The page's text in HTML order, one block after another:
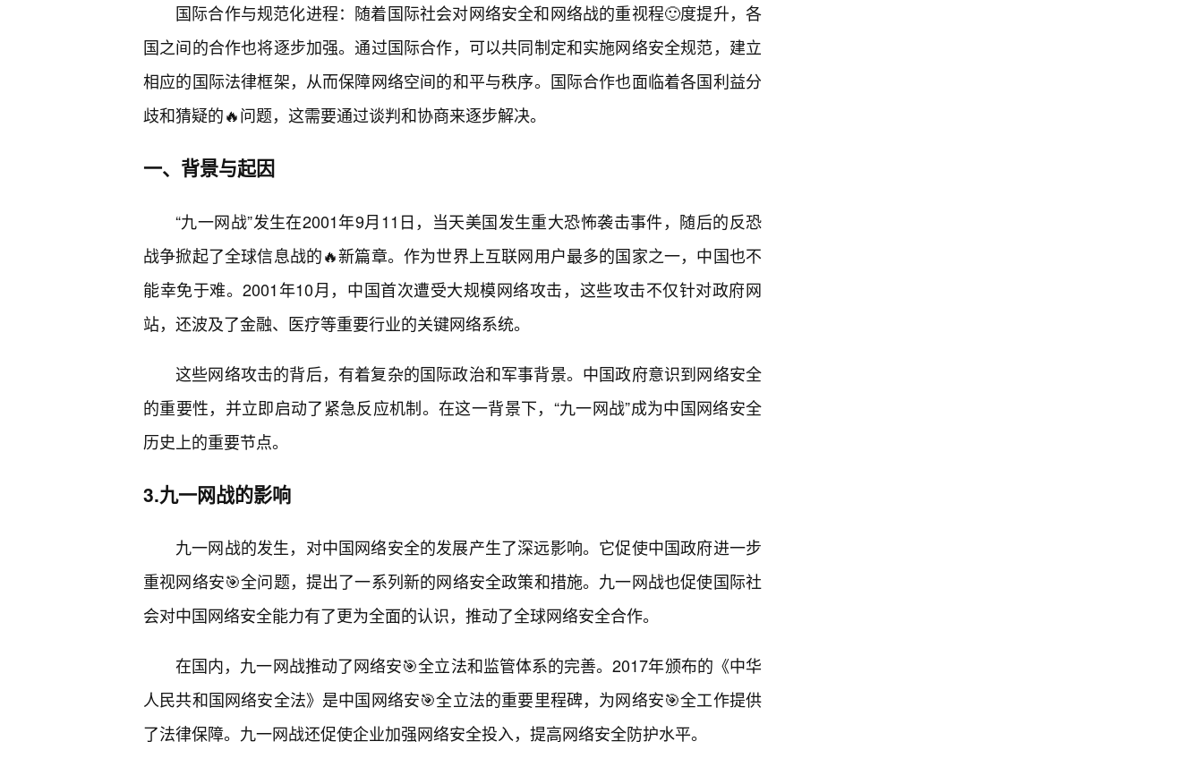
国际合作与规范化进程：随着国际社会对网络安全和网络战的重视程🙂度提升，各
国之间的合作也将逐步加强。通过国际合作，可以共同制定和实施网络安全规范，建立
相应的国际法律框架，从而保障网络空间的和平与秩序。国际合作也面临着各国利益分
歧和猜疑的🔥问题，这需要通过谈判和协商来逐步解决。
一、背景与起因
“九一网战”发生在2001年9月11日，当天美国发生重大恐怖袭击事件，随后的反恐
战争掀起了全球信息战的🔥新篇章。作为世界上互联网用户最多的国家之一，中国也不
能幸免于难。2001年10月，中国首次遭受大规模网络攻击，这些攻击不仅针对政府网
站，还波及了金融、医疗等重要行业的关键网络系统。
这些网络攻击的背后，有着复杂的国际政治和军事背景。中国政府意识到网络安全
的重要性，并立即启动了紧急反应机制。在这一背景下，“九一网战”成为中国网络安全
历史上的重要节点。
3.九一网战的影响
九一网战的发生，对中国网络安全的发展产生了深远影响。它促使中国政府进一步
重视网络安🎯全问题，提出了一系列新的网络安全政策和措施。九一网战也促使国际社
会对中国网络安全能力有了更为全面的认识，推动了全球网络安全合作。
在国内，九一网战推动了网络安🎯全立法和监管体系的完善。2017年颁布的《中华
人民共和国网络安全法》是中国网络安🎯全立法的重要里程碑，为网络安🎯全工作提供
了法律保障。九一网战还促使企业加强网络安全投入，提高网络安全防护水平。